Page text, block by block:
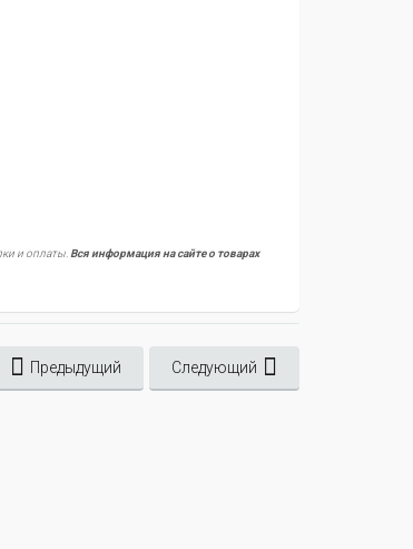
и оплаты. Вся информация на сайте о товарах
Предыдущий Следующий